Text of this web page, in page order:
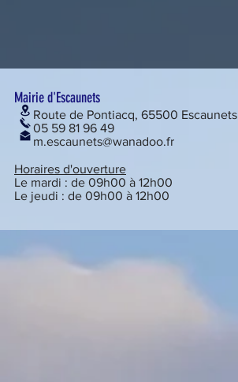
Mairie d'Escaunets
Route de Pontiacq, 65500 Escaunets
05 59 81 96 49
m.escaunets@wanadoo.fr
Horaires d'ouverture
Le mardi : de 09h00 à 12h00
Le jeudi : de 09h00 à 12h00